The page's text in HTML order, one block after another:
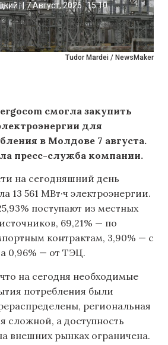
Tudor Mardei / NewsMaker
|7 Август, 2026 15:10
смогла закупить
для
в Молдове 7 августа.
пресс-служба компании.
на сегодняшний день
13 561 МВт·ч электроэнергии.
поступают из местных
69,21% — по
контрактам, 3,90% — с
0,96% — от ТЭЦ.
на сегодня необходимые
потребления были
региональная
сложной, а доступность
внешних рынках ограничена.